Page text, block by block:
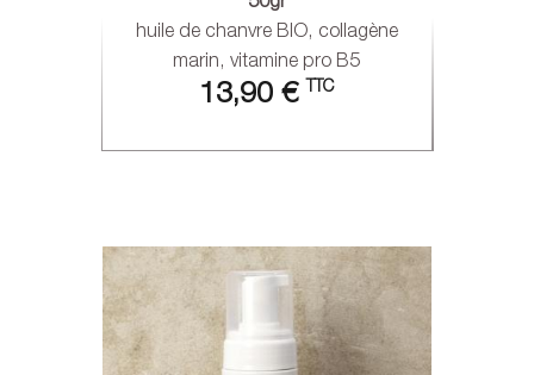
huile de chanvre BIO, collagène
marin, vitamine pro B5
13,90 € TTC